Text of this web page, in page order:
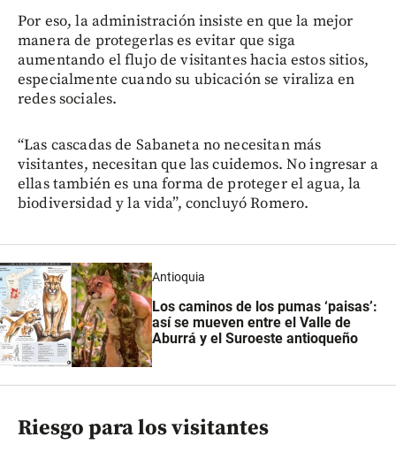
Por eso, la administración insiste en que la mejor
manera de protegerlas es evitar que siga
aumentando el flujo de visitantes hacia estos sitios,
especialmente cuando su ubicación se viraliza en
redes sociales.
“Las cascadas de Sabaneta no necesitan más
visitantes, necesitan que las cuidemos. No ingresar a
ellas también es una forma de proteger el agua, la
biodiversidad y la vida”, concluyó Romero.
Antioquia
Los caminos de los pumas ‘paisas’:
así se mueven entre el Valle de
Aburrá y el Suroeste antioqueño
Riesgo para los visitantes